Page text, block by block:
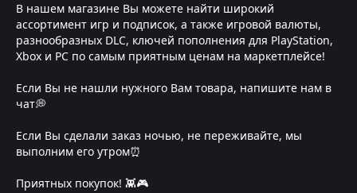
В нашем магазине Вы можете найти широкий
ассортимент игр и подписок, а также игровой валюты,
разнообразных DLC, ключей пополнения для PlayStation,
Xbox и PC по самым приятным ценам на маркетплейсе!
Если Вы не нашли нужного Вам товара, напишите нам в
чат💭
Если Вы сделали заказ ночью, не переживайте, мы
выполним его утром⏰
Приятных покупок! 👾🎮